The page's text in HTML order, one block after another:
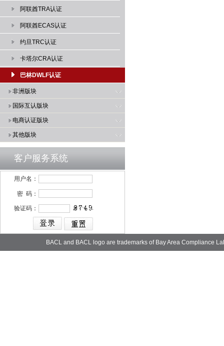
阿联酋TRA认证
阿联酋ECAS认证
约旦TRC认证
卡塔尔CRA认证
巴林DWLF认证
非洲版块
国际互认版块
电商认证版块
其他版块
客户服务系统
用户名：
密 码：
验证码：
BACL and BACL logo are trademarks of Bay Area